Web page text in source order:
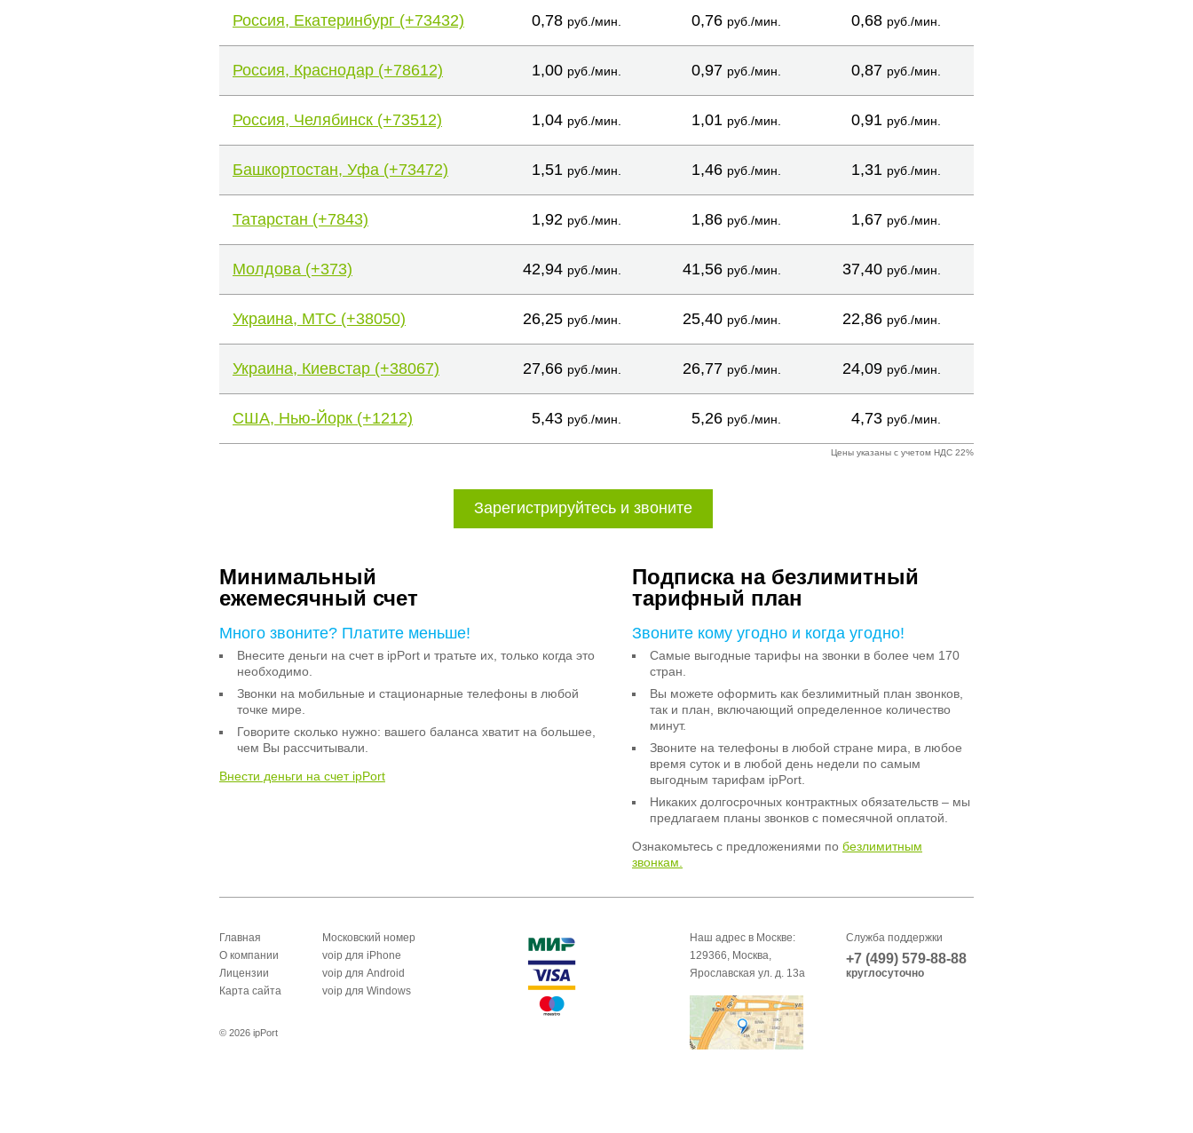
Россия, Екатеринбург (+73432) 0,78 руб./мин. 0,76 руб./мин. 0,68 руб./мин.
Россия, Краснодар (+78612) 1,00 руб./мин. 0,97 руб./мин. 0,87 руб./мин.
Россия, Челябинск (+73512) 1,04 руб./мин. 1,01 руб./мин. 0,91 руб./мин.
Башкортостан, Уфа (+73472) 1,51 руб./мин. 1,46 руб./мин. 1,31 руб./мин.
Татарстан (+7843) 1,92 руб./мин. 1,86 руб./мин. 1,67 руб./мин.
Молдова (+373) 42,94 руб./мин. 41,56 руб./мин. 37,40 руб./мин.
Украина, МТС (+38050) 26,25 руб./мин. 25,40 руб./мин. 22,86 руб./мин.
Украина, Киевстар (+38067) 27,66 руб./мин. 26,77 руб./мин. 24,09 руб./мин.
США, Нью-Йорк (+1212) 5,43 руб./мин. 5,26 руб./мин. 4,73 руб./мин.
Цены указаны с учетом НДС 22%
Зарегистрируйтесь и звоните
Минимальный
ежемесячный счет
Много звоните? Платите меньше!
Внесите деньги на счет в ipPort и тратьте их, только когда это
необходимо.
Звонки на мобильные и стационарные телефоны в любой
точке мире.
Говорите сколько нужно: вашего баланса хватит на большее,
чем Вы рассчитывали.
Внести деньги на счет ipPort
Подписка на безлимитный
тарифный план
Звоните кому угодно и когда угодно!
Самые выгодные тарифы на звонки в более чем 170
стран.
Вы можете оформить как безлимитный план звонков,
так и план, включающий определенное количество
минут.
Звоните на телефоны в любой стране мира, в любое
время суток и в любой день недели по самым
выгодным тарифам ipPort.
Никаких долгосрочных контрактных обязательств – мы
предлагаем планы звонков с помесячной оплатой.
Ознакомьтесь с предложениями по безлимитным
звонкам.
Главная
О компании
Лицензии
Карта сайта
Московский номер
voip для iPhone
voip для Android
voip для Windows
Наш адрес в Москве:
129366, Москва,
Ярославская ул. д. 13а
Служба поддержки
+7 (499) 579-88-88
круглосуточно
© 2026 ipPort